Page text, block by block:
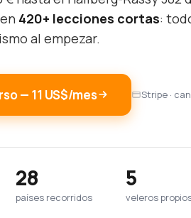
420+ lecciones cortas:
al empezar.
— 11 US$/mes Stripe ·
28
países recorridos
5
veleros